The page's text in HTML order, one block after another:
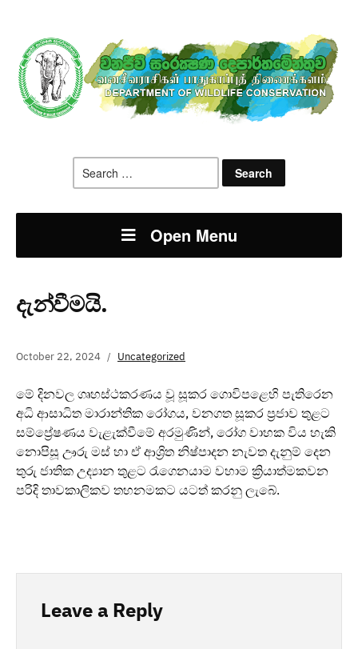
for:
Open Menu
දැන්වීමයි.
October 22, 2024 Uncategorized
මේ දිනවල ගෘහස්ථකරණය වූ සූකර ගොවිපළෙහි පැතිරෙන
අධි ආසාධිත මාරාන්තික රෝගය, වනගත සූකර ප්‍රජාව තුළට
සම්ප්‍රේෂණය වැළැක්වීමේ අරමුණින්, රෝග වාහක විය හැකි
නොපිසූ ඌරු මස් හා ඒ ආශ්‍රිත නිෂ්පාදන නැවත දැනුම් දෙන
තුරු ජාතික උද්‍යාන තුළට රැගෙනයාම වහාම ක්‍රියාත්මකවන
පරිදි තාවකාලිකව තහනමකට යටත් කරනු ලැබේ.
Leave a Reply